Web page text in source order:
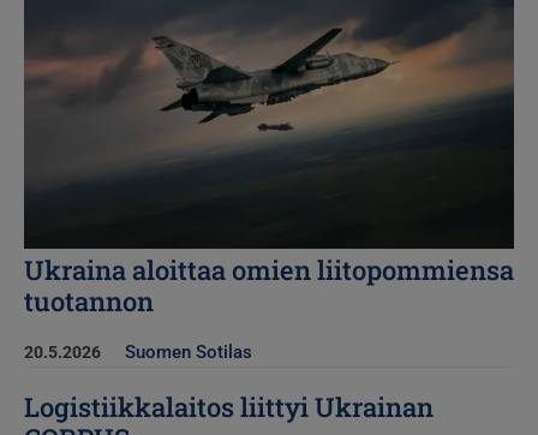
Ukraina aloittaa omien liitopommiensa
tuotannon
20.5.2026 Suomen Sotilas
Logistiikkalaitos liittyi Ukrainan